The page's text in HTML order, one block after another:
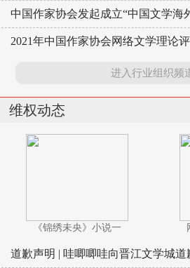
中国作家协会发起成立“中国文学海
2021年中国作家协会网络文学理论
进入行业组织频
维权动态
《锦绣未央》小说一
道歉声明 | 哇唧唧哇向晋江文学城道